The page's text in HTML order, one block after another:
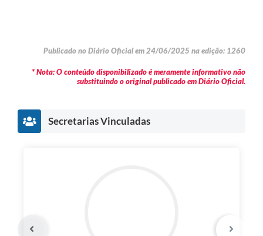
Publicado no Diário Oficial em 24/06/2025 na edição: 1260
* Nota: O conteúdo disponibilizado é meramente informativo não
substituindo o original publicado em Diário Oficial.
Secretarias Vinculadas